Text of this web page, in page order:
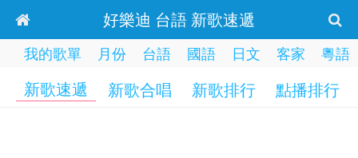
好樂迪 台語 新歌速遞
我的歌單 月份 台語 國語 日文 客家 粵語
新歌速遞 新歌合唱 新歌排行 點播排行